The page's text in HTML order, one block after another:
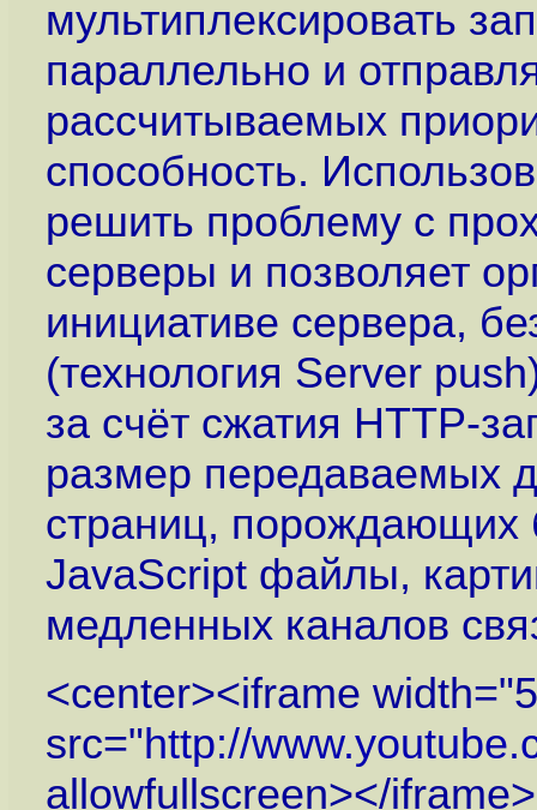
мультиплексировать
параллельно и
рассчитываемых
способность.
решить проблему с
серверы и позволяет
инициативе сервера,
(технология Server
за счёт сжатия HTTP-
размер передаваемых
страниц, порождающих
JavaScript файлы,
медленных каналов
<center><iframe
src="http://
allowfullscreen></